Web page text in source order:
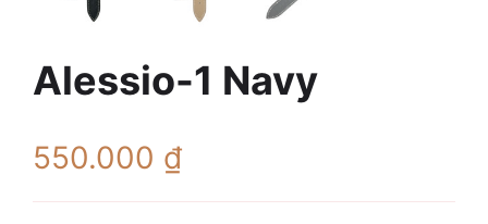
Alessio-1 Navy
550.000 ₫